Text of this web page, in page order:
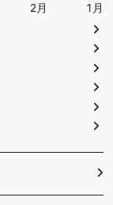
2月 1月